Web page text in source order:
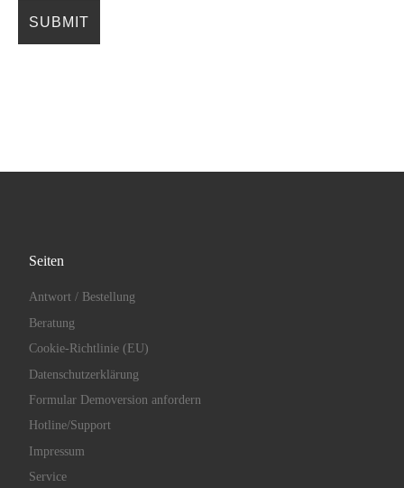
Seiten
Antwort / Bestellung
Beratung
Cookie-Richtlinie (EU)
Datenschutzerklärung
Formular Demoversion anfordern
Hotline/Support
Impressum
Service